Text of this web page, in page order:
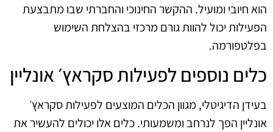
הוא חיובי ומועיל. ההקשר החינוכי והחברתי שבו מתבצעת
הפעילות יכול להוות גורם מרכזי בהצלחת השימוש
בפלטפורמה.
כלים נוספים לפעילות סקראץ׳ אונליין
בעידן הדיגיטלי, מגוון הכלים המוצעים לפעילות סקראץ׳
אונליין הפך לנרחב ומשמעותי. כלים אלו יכולים להעשיר את